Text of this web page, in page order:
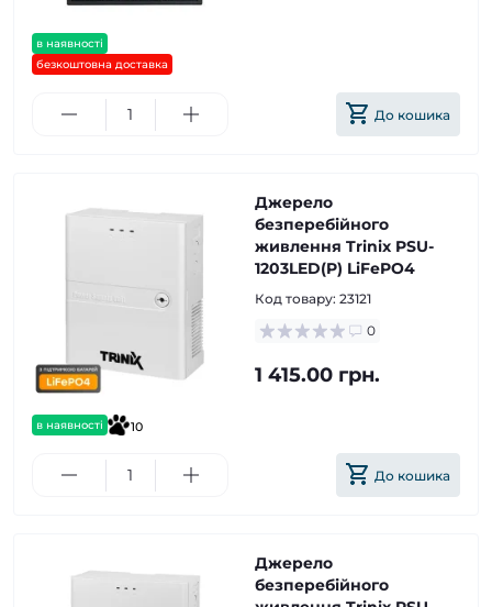
в наявності
безкоштовна доставка
До кошика
в наявності 10
Джерело
безперебійного
живлення Trinix PSU-
1203LED(P) LiFePO4
Код товару: 23121
0
1 415.00 грн.
До кошика
Джерело
безперебійного